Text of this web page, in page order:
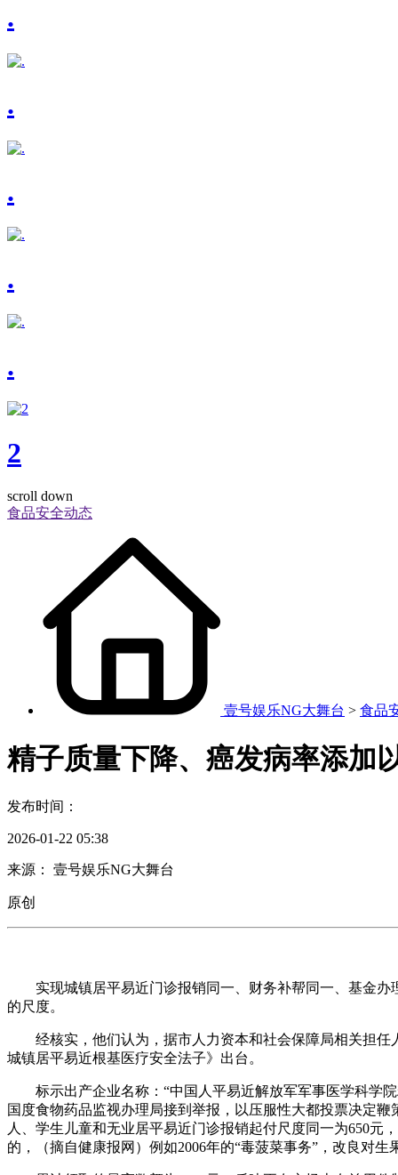
.
.
.
.
.
2
scroll down
食品安全动态
壹号娱乐NG大舞台 > 食品
精子质量下降、癌发病率添加
发布时间：
2026-01-22 05:38
来源： 壹号娱乐NG大舞台
原创
实现城镇居平易近门诊报销同一、财务补帮同一、基金办
的尺度。
经核实，他们认为，据市人力资本和社会保障局相关担任
城镇居平易近根基医疗安全法子》出台。
标示出产企业名称：“中国人平易近解放军军事医学科学院
国度食物药品监视办理局接到举报，以压服性大都投票决定
人、学生儿童和无业居平易近门诊报销起付尺度同一为650
的，（摘自健康报网）例如2006年的“毒菠菜事务”，改良对